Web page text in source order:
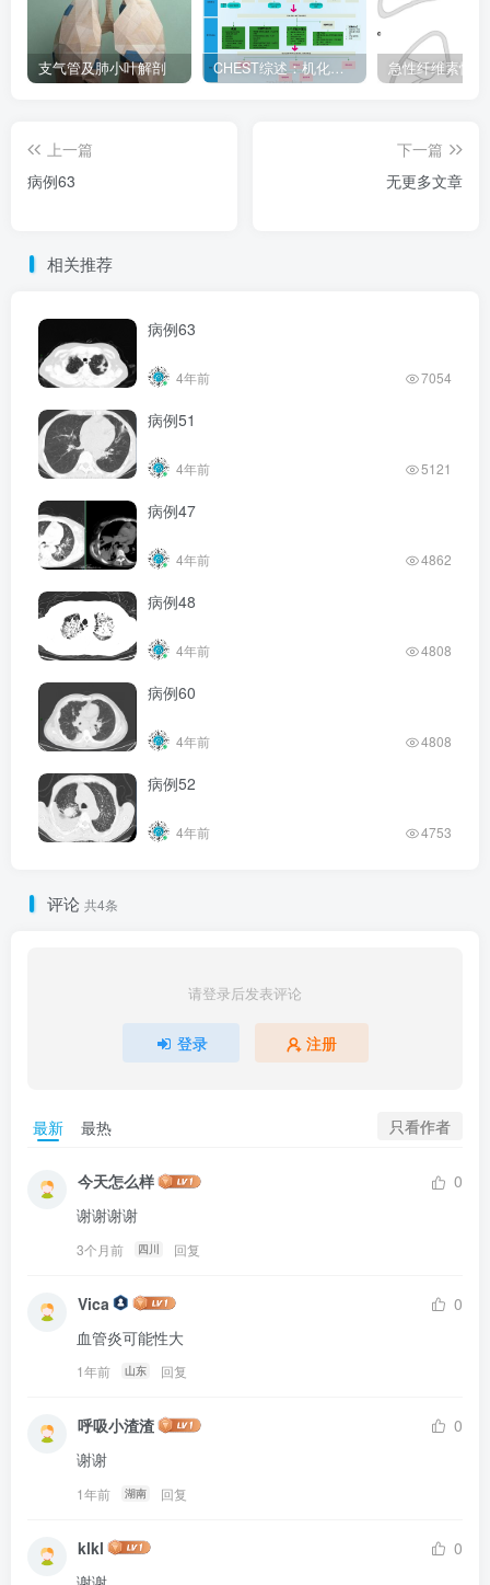
支气管及肺小叶解剖 CHEST综述：机化性肺炎的诊断流程（临床-影像-病理特征相关性）
上一篇
病例63
下一篇
无更多文章
相关推荐
病例63
4年前 7054
病例51
4年前 5121
病例47
4年前 4862
病例48
4年前 4808
病例60
4年前 4808
病例52
4年前 4753
评论 共4条
请登录后发表评论
登录 注册
最新 最热 只看作者
今天怎么样
0
谢谢谢谢
3个月前 四川 回复
Vica
0
血管炎可能性大
1年前 山东 回复
呼吸小渣渣
0
谢谢
1年前 湖南 回复
klkl
0